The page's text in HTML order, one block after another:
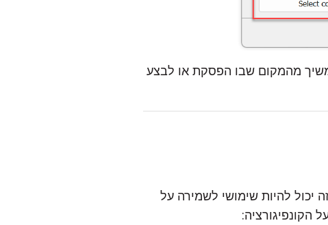
מהמקום שבו הפסקת או לבצע
יכול להיות שימושי לשמירה על
הקונפיגורציה: